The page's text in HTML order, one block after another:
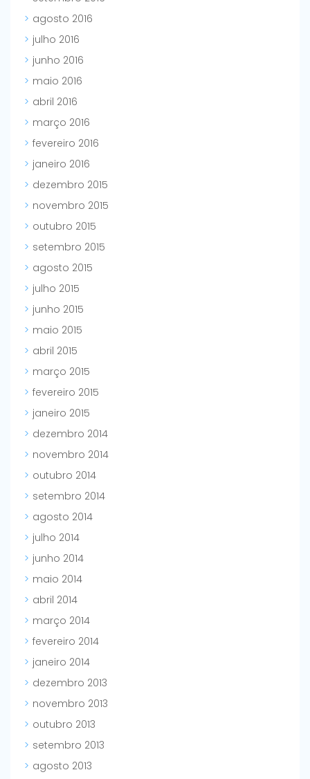
agosto 2016
julho 2016
junho 2016
maio 2016
abril 2016
março 2016
fevereiro 2016
janeiro 2016
dezembro 2015
novembro 2015
outubro 2015
setembro 2015
agosto 2015
julho 2015
junho 2015
maio 2015
abril 2015
março 2015
fevereiro 2015
janeiro 2015
dezembro 2014
novembro 2014
outubro 2014
setembro 2014
agosto 2014
julho 2014
junho 2014
maio 2014
abril 2014
março 2014
fevereiro 2014
janeiro 2014
dezembro 2013
novembro 2013
outubro 2013
setembro 2013
agosto 2013